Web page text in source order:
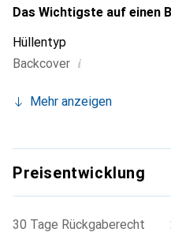
Das Wichtigste auf einen
Hüllentyp
Backcover i
Mehr anzeigen
Preisentwicklung
30 Tage Rückgaberecht